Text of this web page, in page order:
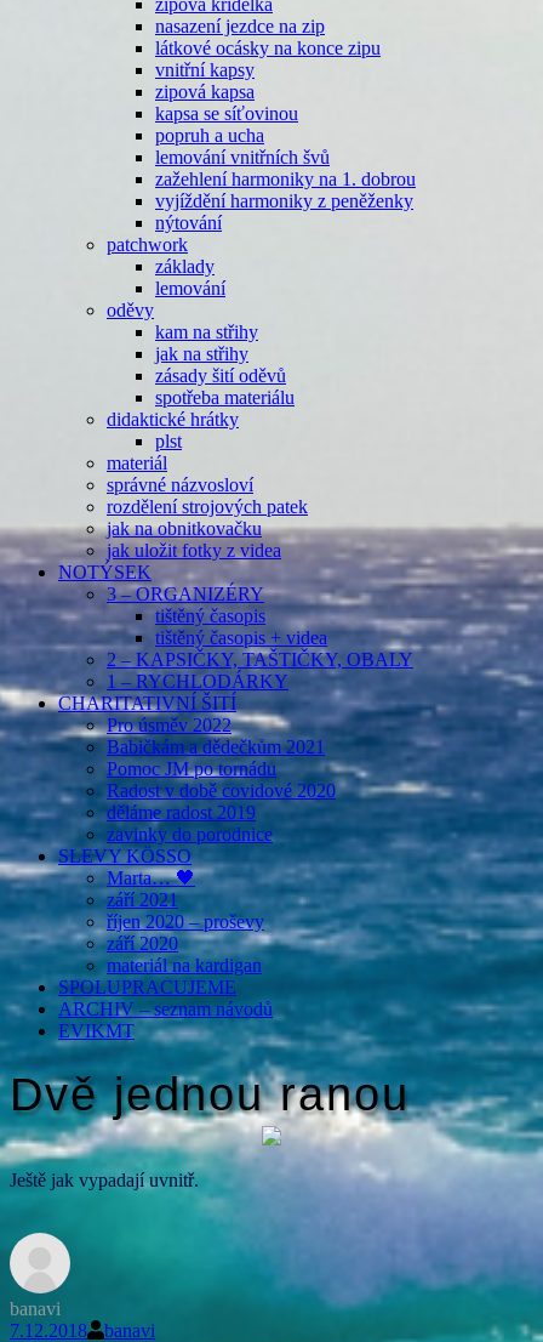
zipová křidélka
nasazení jezdce na zip
látkové ocásky na konce zipu
vnitřní kapsy
zipová kapsa
kapsa se síťovinou
popruh a ucha
lemování vnitřních švů
zažehlení harmoniky na 1. dobrou
vyjíždění harmoniky z peněženky
nýtování
patchwork
základy
lemování
oděvy
kam na střihy
jak na střihy
zásady šití oděvů
spotřeba materiálu
didaktické hrátky
plst
materiál
správné názvosloví
rozdělení strojových patek
jak na obnitkovačku
jak uložit fotky z videa
NOTÝSEK
3 – ORGANIZÉRY
tištěný časopis
tištěný časopis + videa
2 – KAPSIČKY, TAŠTIČKY, OBALY
1 – RYCHLODÁRKY
CHARITATIVNÍ ŠITÍ
Pro úsměv 2022
Babičkám a dědečkům 2021
Pomoc JM po tornádu
Radost v době covidové 2020
děláme radost 2019
zavinky do porodnice
SLEVY KÖSSO
Marta… 🖤
září 2021
říjen 2020 – proševy
září 2020
materiál na kardigan
SPOLUPRACUJEME
ARCHIV – seznam návodů
EVIKMT
Dvě jednou ranou
Ještě jak vypadají uvnitř.
banavi
7.12.2018
banavi